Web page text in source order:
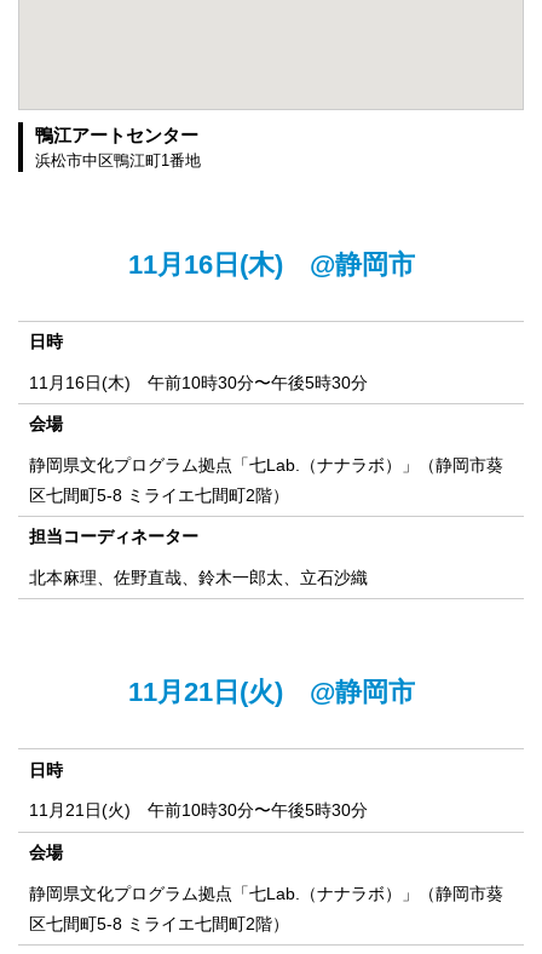
鴨江アートセンター
浜松市中区鴨江町1番地
11月16日(木) @静岡市
日時
11月16日(木) 午前10時30分〜午後5時30分
会場
静岡県文化プログラム拠点「七Lab.（ナナラボ）」（静岡市葵
区七間町5-8 ミライエ七間町2階）
担当コーディネーター
北本麻理、佐野直哉、鈴木一郎太、立石沙織
11月21日(火) @静岡市
日時
11月21日(火) 午前10時30分〜午後5時30分
会場
静岡県文化プログラム拠点「七Lab.（ナナラボ）」（静岡市葵
区七間町5-8 ミライエ七間町2階）